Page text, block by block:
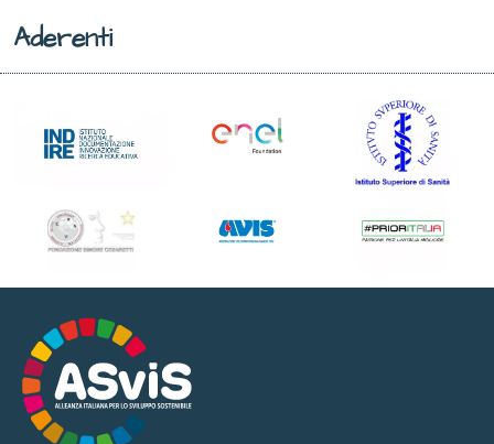
Aderenti